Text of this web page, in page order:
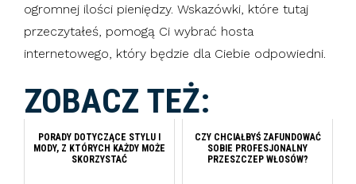
ogromnej ilości pieniędzy. Wskazówki, które tutaj
przeczytałeś, pomogą Ci wybrać hosta
internetowego, który będzie dla Ciebie odpowiedni.
ZOBACZ TEŻ:
PORADY DOTYCZĄCE STYLU I
MODY, Z KTÓRYCH KAŻDY MOŻE
SKORZYSTAĆ
CZY CHCIAŁBYŚ ZAFUNDOWAĆ
SOBIE PROFESJONALNY
PRZESZCZEP WŁOSÓW?